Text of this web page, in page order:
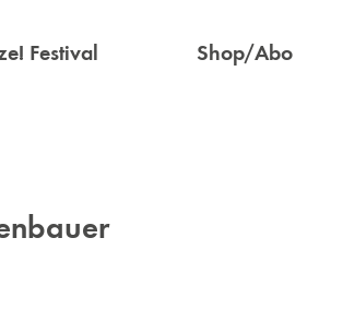
Festival Shop/Abo